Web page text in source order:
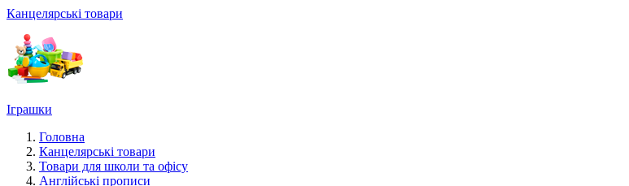
Канцелярські товари
Іграшки
Головна
Канцелярські товари
Товари для школи та офісу
Англійські прописи